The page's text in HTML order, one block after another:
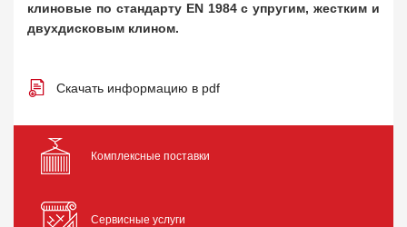
клиновые по стандарту EN 1984 с упругим, жестким и
двухдисковым клином.
Скачать информацию в pdf
Комплексные поставки
Сервисные услуги